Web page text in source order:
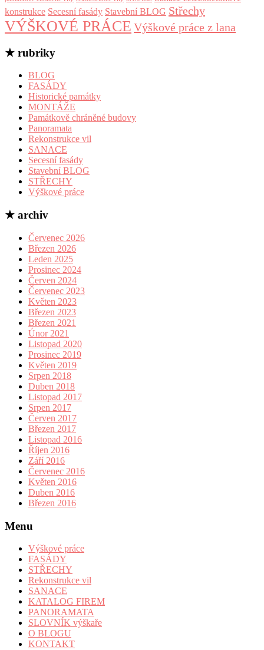
konstrukce Secesní fasády Stavební BLOG Střechy
VÝŠKOVÉ PRÁCE Výškové práce z lana
★ rubriky
BLOG
FASÁDY
Historické památky
MONTÁŽE
Památkově chráněné budovy
Panoramata
Rekonstrukce vil
SANACE
Secesní fasády
Stavební BLOG
STŘECHY
Výškové práce
★ archiv
Červenec 2026
Březen 2026
Leden 2025
Prosinec 2024
Červen 2024
Červenec 2023
Květen 2023
Březen 2023
Březen 2021
Únor 2021
Listopad 2020
Prosinec 2019
Květen 2019
Srpen 2018
Duben 2018
Listopad 2017
Srpen 2017
Červen 2017
Březen 2017
Listopad 2016
Říjen 2016
Září 2016
Červenec 2016
Květen 2016
Duben 2016
Březen 2016
Menu
Výškové práce
FASÁDY
STŘECHY
Rekonstrukce vil
SANACE
KATALOG FIREM
PANORAMATA
SLOVNÍK výškaře
O BLOGU
KONTAKT